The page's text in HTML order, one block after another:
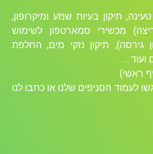
שמע ומיקרופון,
סמארטפון לשימוש
נזקי מים, החלפת
שלנו או כתבו לנו